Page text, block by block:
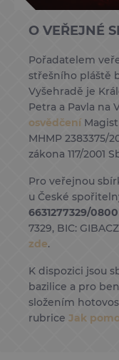
O VEŘEJNÉ
Pořadatelem
střešního pláště
Vyšehradě je
Petra a Pavla na
osvědčení
MHMP 2383375/
zákona 117/2001
Pro veřejnou
u České
6631277329/0800
7329, BIC:
zde.
K dispozici jsou
bazilice a pro
složením
rubrice Jak